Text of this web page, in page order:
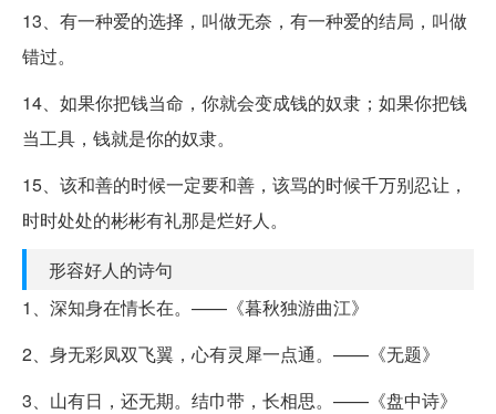
13、有一种爱的选择，叫做无奈，有一种爱的结局，叫做
错过。
14、如果你把钱当命，你就会变成钱的奴隶；如果你把钱
当工具，钱就是你的奴隶。
15、该和善的时候一定要和善，该骂的时候千万别忍让，
时时处处的彬彬有礼那是烂好人。
形容好人的诗句
1、深知身在情长在。——《暮秋独游曲江》
2、身无彩凤双飞翼，心有灵犀一点通。——《无题》
3、山有日，还无期。结巾带，长相思。——《盘中诗》